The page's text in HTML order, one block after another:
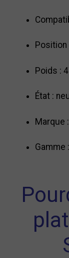
Poids :
État :
Marque
Gamme